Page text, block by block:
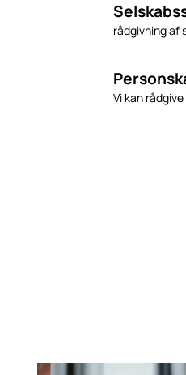
rådgivning af
Vi kan